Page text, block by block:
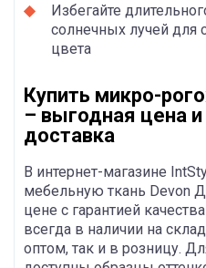
Избегайте
солнечных лучей для
цвета
Купить микро-
– выгодная цена
доставка
В интернет-магазине
мебельную ткань Devon
цене с гарантией
всегда в наличии на
оптом, так и в розницу.